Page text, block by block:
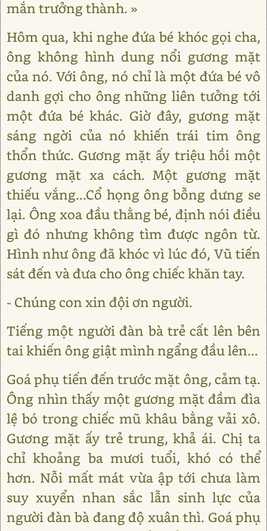
mắn trưởng thành. »
Hôm qua, khi nghe đứa bé khóc gọi cha,
ông không hình dung nổi gương mặt
của nó. Với ông, nó chỉ là một đứa bé vô
danh gợi cho ông những liên tưởng tới
một đứa bé khác. Giờ đây, gương mặt
sáng ngời của nó khiến trái tim ông
thổn thức. Gương mặt ấy triệu hồi một
gương mặt xa cách. Một gương mặt
thiếu vắng...Cổ họng ông bỗng dưng se
lại. Ông xoa đầu thằng bé, định nói điều
gì đó nhưng không tìm được ngôn từ.
Hình như ông đã khóc vì lúc đó, Vũ tiến
sát đến và đưa cho ông chiếc khăn tay.
- Chúng con xin đội ơn người.
Tiếng một người đàn bà trẻ cất lên bên
tai khiến ông giật mình ngẩng đầu lên...
Goá phụ tiến đến trước mặt ông, cảm tạ.
Ông nhìn thấy một gương mặt đầm đìa
lệ bó trong chiếc mũ khâu bằng vải xô.
Gương mặt ấy trẻ trung, khả ái. Chị ta
chỉ khoảng ba mươi tuổi, khó có thể
hơn. Nỗi mất mát vừa ập tới chưa làm
suy xuyển nhan sắc lẫn sinh lực của
người đàn bà đang độ xuân thì. Goá phụ